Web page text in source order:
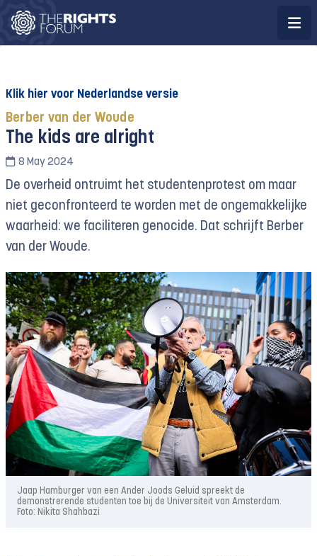
Klik hier voor Nederlandse versie
Berber van der Woude
The kids are alright
8 May 2024
De overheid ontruimt het studentenprotest om maar
niet geconfronteerd te worden met de ongemakkelijke
waarheid: we faciliteren genocide. Dat schrijft Berber
van der Woude.
Jaap Hamburger van een Ander Joods Geluid spreekt de
demonstrerende studenten toe bij de Universiteit van Amsterdam.
Foto: Nikita Shahbazi